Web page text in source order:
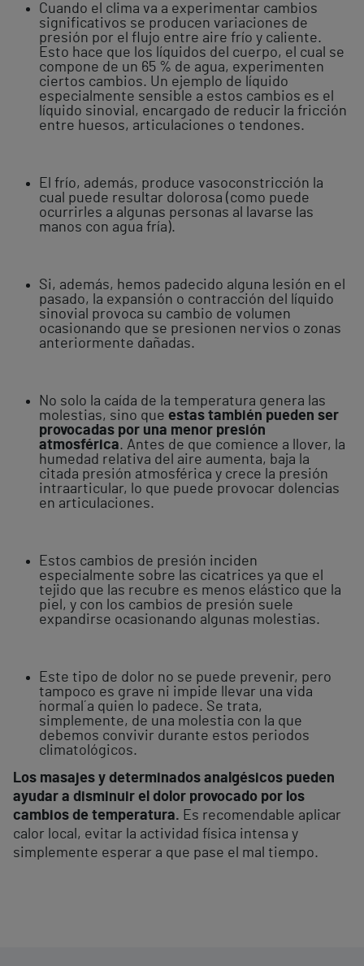
Cuando el clima va a experimentar cambios
significativos se producen variaciones de
presión por el flujo entre aire frío y caliente.
Esto hace que los líquidos del cuerpo, el cual se
compone de un 65 % de agua, experimenten
ciertos cambios. Un ejemplo de líquido
especialmente sensible a estos cambios es el
líquido sinovial, encargado de reducir la fricción
entre huesos, articulaciones o tendones.
El frío, además, produce vasoconstricción la
cual puede resultar dolorosa (como puede
ocurrirles a algunas personas al lavarse las
manos con agua fría).
Si, además, hemos padecido alguna lesión en el
pasado, la expansión o contracción del líquido
sinovial provoca su cambio de volumen
ocasionando que se presionen nervios o zonas
anteriormente dañadas.
No solo la caída de la temperatura genera las
molestias, sino que estas también pueden ser
provocadas por una menor presión
atmosférica. Antes de que comience a llover, la
humedad relativa del aire aumenta, baja la
citada presión atmosférica y crece la presión
intraarticular, lo que puede provocar dolencias
en articulaciones.
Estos cambios de presión inciden
especialmente sobre las cicatrices ya que el
tejido que las recubre es menos elástico que la
piel, y con los cambios de presión suele
expandirse ocasionando algunas molestias.
Este tipo de dolor no se puede prevenir, pero
tampoco es grave ni impide llevar una vida
´normal´ a quien lo padece. Se trata,
simplemente, de una molestia con la que
debemos convivir durante estos periodos
climatológicos.
Los masajes y determinados analgésicos pueden
ayudar a disminuir el dolor provocado por los
cambios de temperatura. Es recomendable aplicar
calor local, evitar la actividad física intensa y
simplemente esperar a que pase el mal tiempo.